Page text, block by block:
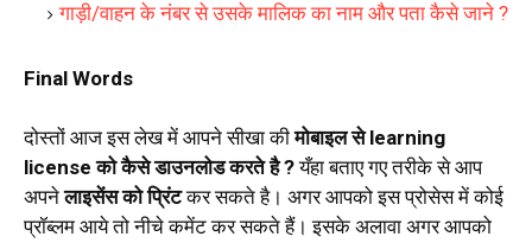
गाड़ी/वाहन के नंबर से उसके मालिक का नाम और पता कैसे जाने ?
Final Words
दोस्तों आज इस लेख में आपने सीखा कीमोबाइल से learning
license को कैसे डाउनलोड करते है ?यँहा बताए गए तरीके से आप
अपनेलाइसेंस को प्रिंटकर सकते है। अगर आपको इस प्रोसेस में कोई
प्रॉब्लम आये तो नीचे कमेंट कर सकते हैं। इसके अलावा अगर आपको